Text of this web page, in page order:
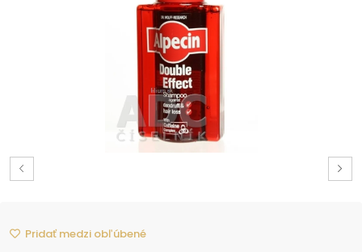
Pridať medzi obľúbené